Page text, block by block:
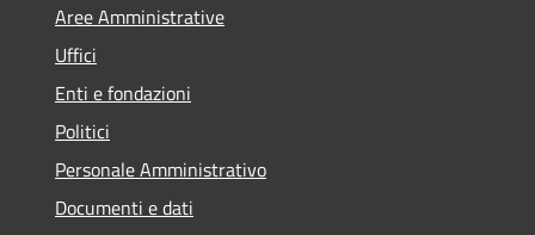
Aree Amministrative
Uffici
Enti e fondazioni
Politici
Personale Amministrativo
Documenti e dati